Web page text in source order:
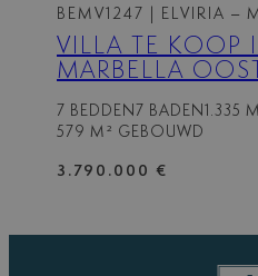
BEMV1247 | ELVIRIA –
VILLA TE KOOP
MARBELLA OOST
7 BEDDEN 7 BADEN 1.335
579 M² GEBOUWD
3.790.000 €